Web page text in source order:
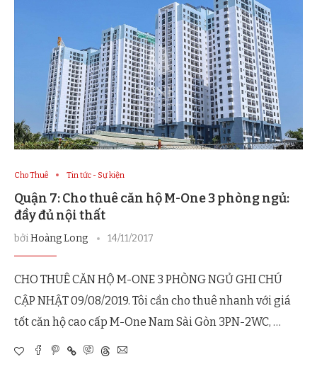
Cho Thuê Tin tức - Sự kiện
Quận 7: Cho thuê căn hộ M-One 3 phòng ngủ:
đầy đủ nội thất
bởiHoàng Long 14/11/2017
CHO THUÊ CĂN HỘ M-ONE 3 PHÒNG NGỦ GHI CHÚ
CẬP NHẬT 09/08/2019. Tôi cần cho thuê nhanh với giá
tốt căn hộ cao cấp M-One Nam Sài Gòn 3PN-2WC, …